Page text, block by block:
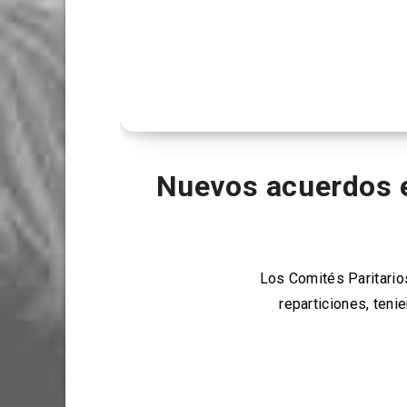
Nuevos acuerdos
Los Comités
reparticiones,